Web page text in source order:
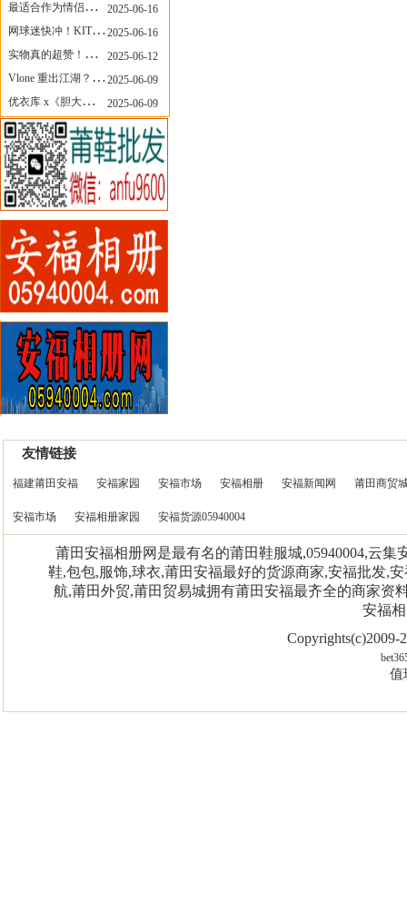
最适合作为情侣鞋的New Balance 1906 Loafer出现了！
2025-06-16
网球迷快冲！KITH x Wilson 限量球拍太会设计了
2025-06-16
实物真的超赞！NB 新款 2010 新配色
2025-06-12
Vlone 重出江湖？突然又要联名，谁能想到！
2025-06-09
优衣库 x《胆大党》新品公布，第二季联动周边来了！
2025-06-09
友情链接
福建莆田安福 安福家园 安福市场 安福相册 安福新闻网 莆田商贸
安福市场 安福相册家园 安福货源05940004
莆田安福相册网是最有名的莆田鞋服城,05940004,云
鞋,包包,服饰,球衣,莆田安福最好的货源商家,安福批发,
航,莆田外贸,莆田贸易城拥有莆田安福最齐全的商家资
安福
Copyrights(c)2009-
值